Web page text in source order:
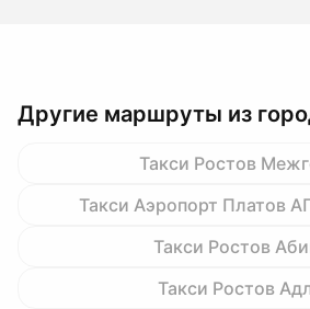
Другие маршруты из
Такси Ростов
Такси Аэропорт Платов
Такси Ростов
Такси Ростов